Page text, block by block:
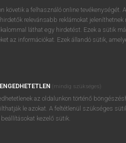
követik a felhasználó online tevékenységét.
relevánsabb reklámokat jeleníthetnek
láthat egy hirdetést. Ezek a sütik
az információkat. Ezek állandó sütik,
(mindig szükséges)
az oldalunkon történő
le azokat. A feltétlenül szükséges
kezelő sütik.